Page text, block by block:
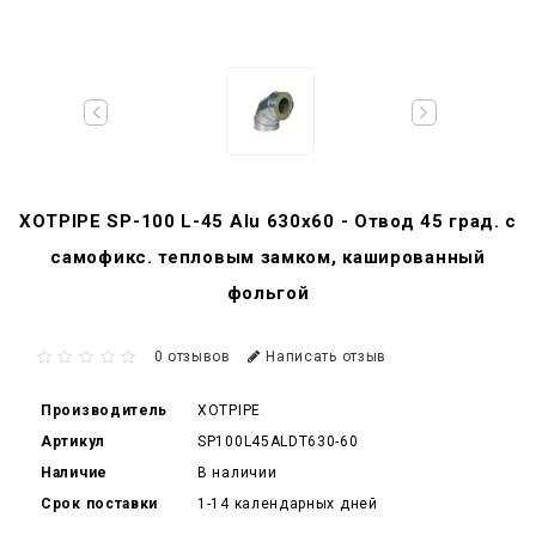
XOTPIPE SP-100 L-45 Alu 630x60 - Отвод 45 град. c
самофикс. тепловым замком, кашированный
фольгой
0 отзывов Написать отзыв
Производитель
XOTPIPE
Артикул
SP100L45ALDT630-60
Наличие
В наличии
Срок поставки
1-14 календарных дней